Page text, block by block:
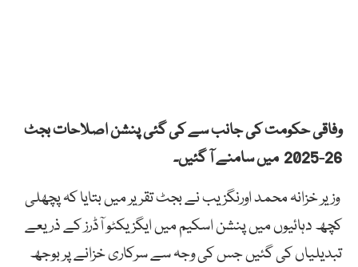
وفاقی حکومت کی جانب سے کی گئی پنشن اصلاحات بجٹ
26-2025 میں سامنے آ گئیں۔
وزیر خزانہ محمد اورنگزیب نے بجٹ تقریر میں بتایا کہ پچھلی
کچھ دہائیوں میں پنشن اسکیم میں ایگزیکٹو آڈرز کے ذریعے
تبدیلیاں کی گئیں جس کی وجہ سے سرکاری خزانے پر بوجھ